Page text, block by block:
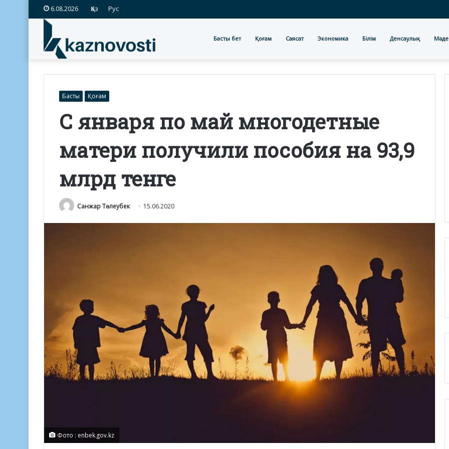
6.08.2026 Қаз Рус
Басты бет Қоғам Саясат Экономика Білім Денсаулық
Басты Қоғам
С января по май многодетные
матери получили пособия на 93,9
млрд тенге
Санжар Төлеубек 15.06.2020
Фото : enbek.gov.kz